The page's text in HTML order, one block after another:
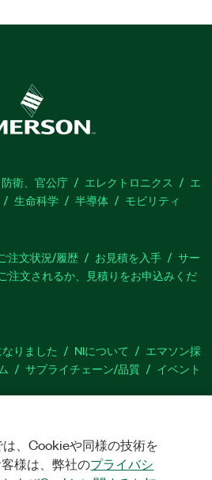
衛、官公庁 エレクトロニクス
エ
生命科学 半導体 モビリティ
注文状況/履歴 お見積を入手
サー
注文されるか、見積りをお申込みくだ
りました NIについて
エマソン採
サプライチェーン/品質 イベント
サポートリクエスト
サイトに関
、Cookieや同様の技術を
様は、弊社のプライバシ